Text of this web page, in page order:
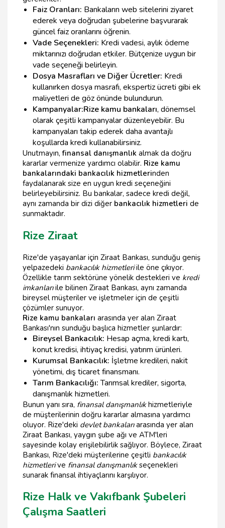
Faiz Oranları: Bankaların web sitelerini ziyaret
ederek veya doğrudan şubelerine başvurarak
güncel faiz oranlarını öğrenin.
Vade Seçenekleri: Kredi vadesi, aylık ödeme
miktarınızı doğrudan etkiler. Bütçenize uygun bir
vade seçeneği belirleyin.
Dosya Masrafları ve Diğer Ücretler: Kredi
kullanırken dosya masrafı, ekspertiz ücreti gibi ek
maliyetleri de göz önünde bulundurun.
Kampanyalar:Rize kamu bankaları, dönemsel
olarak çeşitli kampanyalar düzenleyebilir. Bu
kampanyaları takip ederek daha avantajlı
koşullarda kredi kullanabilirsiniz.
Unutmayın,finansal danışmanlık almak da doğru
kararlar vermenize yardımcı olabilir. Rize kamu
bankalarındaki bankacılık hizmetlerinden
faydalanarak size en uygun kredi seçeneğini
belirleyebilirsiniz. Bu bankalar, sadece kredi değil,
aynı zamanda bir dizi diğer bankacılık hizmetleri de
sunmaktadır.
Rize Ziraat
Rize'de yaşayanlar için Ziraat Bankası, sunduğu geniş
yelpazedeki bankacılık hizmetleriile öne çıkıyor.
Özellikle tarım sektörüne yönelik destekleri ve kredi
imkanlarıile bilinen Ziraat Bankası, aynı zamanda
bireysel müşteriler ve işletmeler için de çeşitli
çözümler sunuyor.
Rize kamu bankaları arasında yer alan Ziraat
Bankası'nın sunduğu başlıca hizmetler şunlardır:
Bireysel Bankacılık: Hesap açma, kredi kartı,
konut kredisi, ihtiyaç kredisi, yatırım ürünleri.
Kurumsal Bankacılık: İşletme kredileri, nakit
yönetimi, dış ticaret finansmanı.
Tarım Bankacılığı:Tarımsal krediler, sigorta,
danışmanlık hizmetleri.
Bunun yanı sıra, finansal danışmanlıkhizmetleriyle
de müşterilerinin doğru kararlar almasına yardımcı
oluyor. Rize'deki devlet bankalarıarasında yer alan
Ziraat Bankası, yaygın şube ağı ve ATM'leri
sayesinde kolay erişilebilirlik sağlıyor. Böylece, Ziraat
Bankası, Rize'deki müşterilerine çeşitli bankacılık
hizmetlerive finansal danışmanlıkseçenekleri
sunarak finansal ihtiyaçlarını karşılıyor.
Rize Halk ve Vakıfbank Şubeleri
Çalışma Saatleri